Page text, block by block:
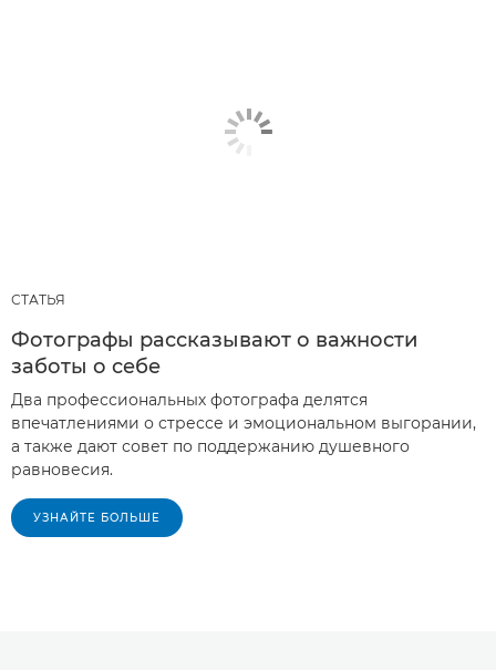
СТАТЬЯ
Фотографы рассказывают о важности
заботы о себе
Два профессиональных фотографа делятся
впечатлениями о стрессе и эмоциональном выгорании,
а также дают совет по поддержанию душевного
равновесия.
УЗНАЙТЕ БОЛЬШЕ